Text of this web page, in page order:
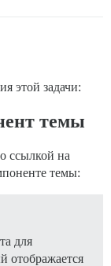
этой задачи:
темы
ссылкой на
темы:
для
отображается